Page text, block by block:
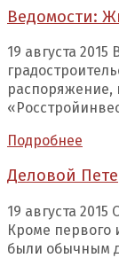
Ведомости:
19 августа
распоряжение,
Подробнее
Деловой
19 августа
Кроме первого
были обычным